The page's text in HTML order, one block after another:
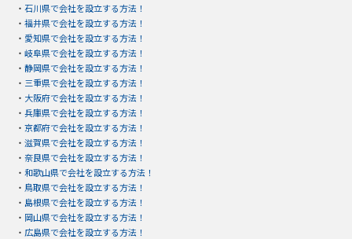
・ 石川県で会社を設立する方法！
・ 福井県で会社を設立する方法！
・ 愛知県で会社を設立する方法！
・ 岐阜県で会社を設立する方法！
・ 静岡県で会社を設立する方法！
・ 三重県で会社を設立する方法！
・ 大阪府で会社を設立する方法！
・ 兵庫県で会社を設立する方法！
・ 京都府で会社を設立する方法！
・ 滋賀県で会社を設立する方法！
・ 奈良県で会社を設立する方法！
・ 和歌山県で会社を設立する方法！
・ 鳥取県で会社を設立する方法！
・ 島根県で会社を設立する方法！
・ 岡山県で会社を設立する方法！
・ 広島県で会社を設立する方法！